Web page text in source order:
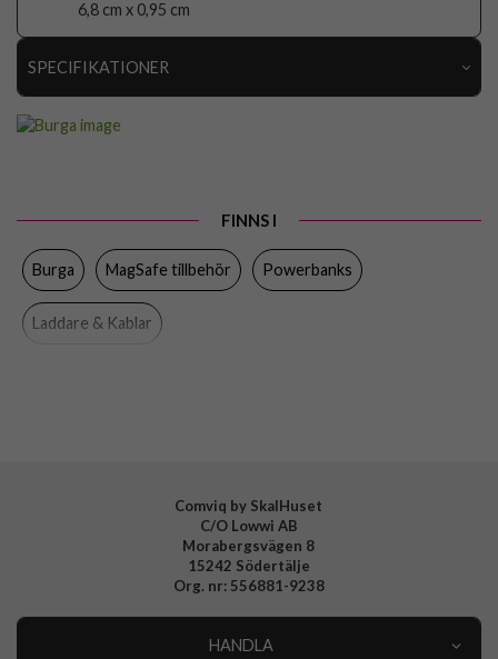
6,8 cm x 0,95 cm
SPECIFIKATIONER
Varumärke
Tillverkarens art nr
FINNS I
Burga MagSafe tillbehör Powerbanks
Laddare & Kablar
Comviq by SkalHuset
C/O Lowwi AB
Morabergsvägen 8
15242 Södertälje
Org. nr: 556881-9238
HANDLA